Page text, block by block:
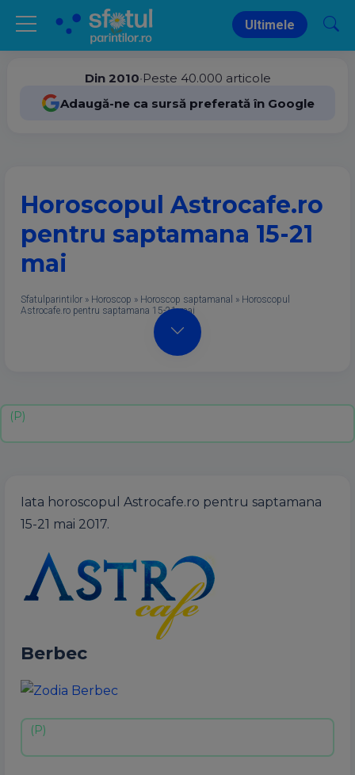
Ultimele
Din 2010•Peste 40.000 articole
Adaugă-ne ca sursă preferată în Google
Horoscopul Astrocafe.ro
pentru saptamana 15-21
mai
Sfatulparintilor » Horoscop » Horoscop saptamanal » Horoscopul
Astrocafe.ro pentru saptamana 15-21 mai
Iata horoscopul Astrocafe.ro pentru saptamana
15-21 mai 2017.
Berbec